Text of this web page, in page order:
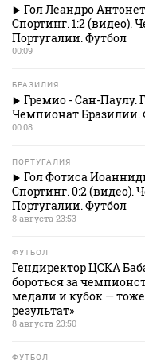
Гол Леандро
Спортинг. 1:2 (видео).
Португалии. Футбол
00:09
БРАЗИЛИЯ
Гремио - Сан-Паулу.
Чемпионат Бразилии.
00:08
ПОРТУГАЛИЯ
Гол Фотиса
Спортинг. 0:2 (видео).
Португалии. Футбол
8 августа 23:53
ФУТБОЛ
Гендиректор ЦСКА
бороться за
медали и кубок —
результат»
8 августа 23:50
ФУТБОЛ